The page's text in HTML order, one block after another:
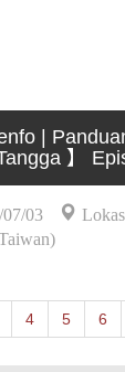
|
】
03
4 5 6